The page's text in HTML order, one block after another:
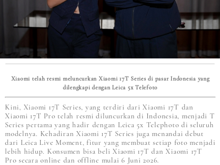
Xiaomi telah resmi meluncurkan Xiaomi 17T Series di pasar Indonesia yang
dilengkapi dengan Leica 5x Telefoto
Kini, Xiaomi 17T Series, yang terdiri dari Xiaomi 17T dan
Xiaomi 17T Pro telah resmi diluncurkan di Indonesia, menjadi T
Series pertama yang hadir dengan Leica 5x Telephoto di seluruh
modelnya. Kehadiran Xiaomi 17T Series juga menandai debut
dari Leica Live Moment, fitur yang membuat setiap foto menjadi
lebih hidup. Konsumen bisa beli Xiaomi 17T dan Xiaomi 17T
Pro secara online dan offline mulai 6 Juni 2026.